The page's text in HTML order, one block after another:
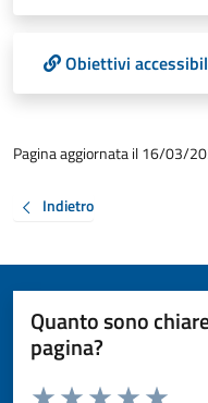
Obiettivi
Pagina aggiornata il 16/03/
Indietro
Quanto sono
pagina?
Valuta da 1 a 5 stelle la